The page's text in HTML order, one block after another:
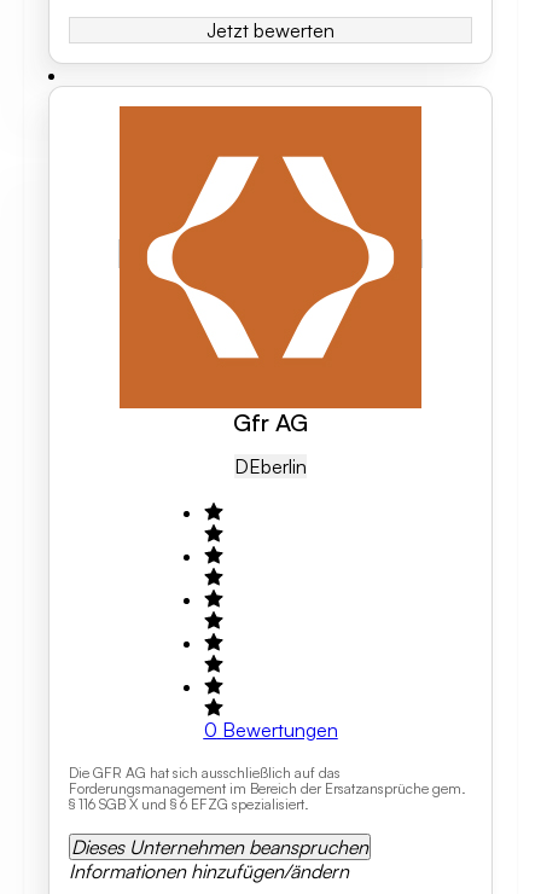
Jetzt bewerten
Gfr AG
DEBerlin
0 Bewertungen
Die GFR AG hat sich ausschließlich auf das
Forderungsmanagement im Bereich der Ersatzansprüche gem.
§ 116 SGB X und § 6 EFZG spezialisiert.
Dieses Unternehmen beanspruchen
Informationen hinzufügen/ändern